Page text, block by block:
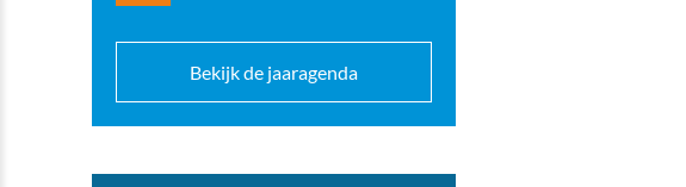
Bekijk de jaaragenda